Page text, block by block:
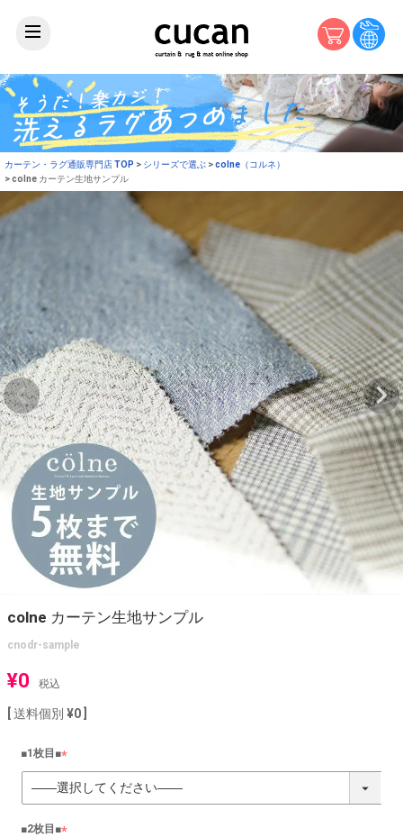
カーテン・ラグ通販専門店 TOP シリーズで選ぶ
colne（コルネ）
colne カーテン生地サンプル
colne カーテン生地サンプル
cnodr-sample
¥0 税込
送料個別 ¥0
■1枚目■
(
必
)
■2枚目■